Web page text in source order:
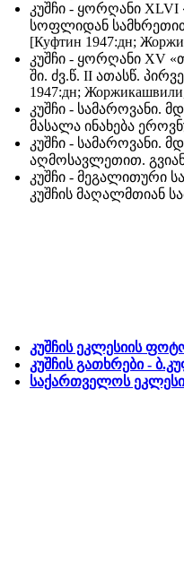
კუშჩი - ყორღანი
სოფლიდან
[Куфтин 1947:дн;
კუშჩი - ყორღანი XV
ში. ძვ.წ. II ათასწ.
1947:дн;
კუშჩი - სამაროვანი.
მასალა ინახება
კუშჩი -
აღმოსავლეთით.
კუშჩი - მეგალითური
კუშჩის მაღალმთიან
კუშჩის ეკლესიის
კუშჩის გათხრები -
საქართველოს